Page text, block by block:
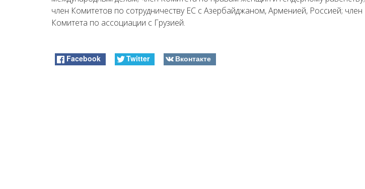
член Комитетов по сотрудничеству ЕС с Азербайджаном, Арменией, Россией; член
Комитета по ассоциации с Грузией.
Facebook Twitter Вконтакте